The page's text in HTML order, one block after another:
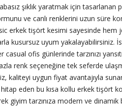
şıklık yaratmak için
ve canlı renklerini uzun süre
erkek tişört kesimi sayesinde hem
kusursuz uyum yakalayabilirsiniz.
casual ofis günlerinde tarzınızı
renk seçeneğine tek seferde
kaliteyi uygun fiyat avantajıyla
eden bu kısa kollu erkek tişört
giyim tarzınıza modern ve dinamik